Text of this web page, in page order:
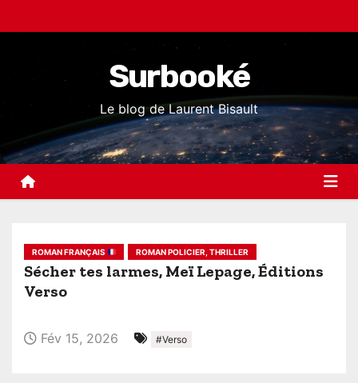
k
t
o
Surbooké
Le blog de Laurent Bisault
ROMAN FRANÇAIS ROMAN POLICIER, THRILLER
Sécher tes larmes, Meï Lepage, Éditions
Verso
Fév 15, 2026 #Verso